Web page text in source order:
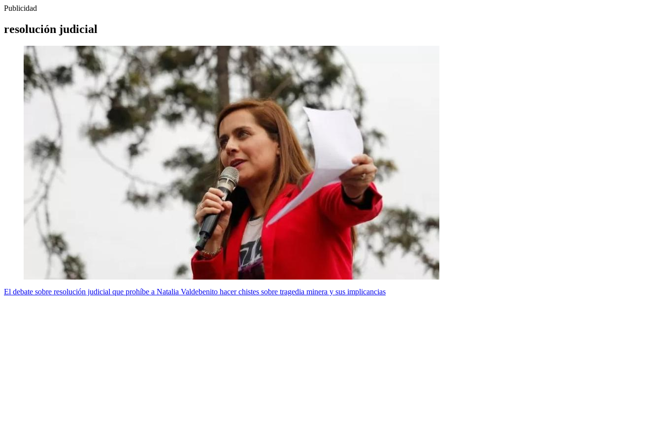
Publicidad
resolución judicial
El debate sobre resolución judicial que prohíbe a Natalia Valdebenito hacer chistes sobre tragedia minera y sus implicancias